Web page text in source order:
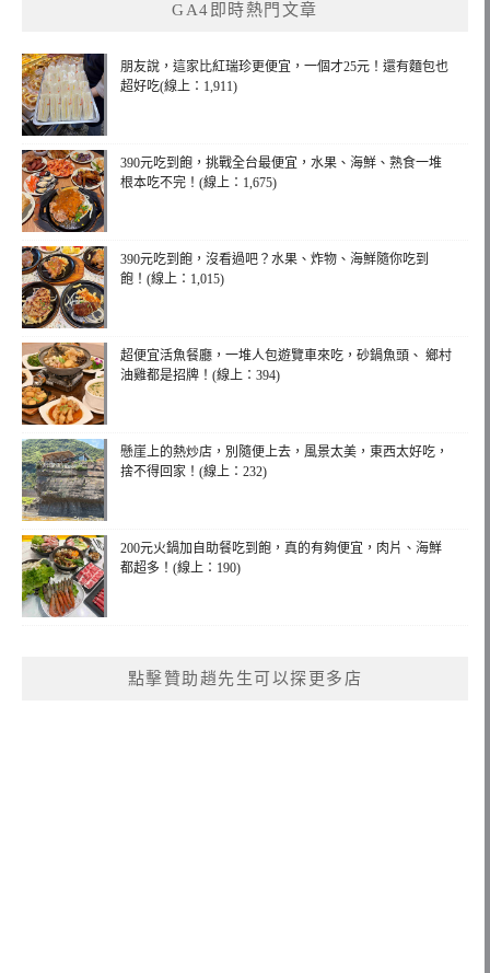
GA4即時熱門文章
朋友說，這家比紅瑞珍更便宜，一個才25元！還有麵包也
超好吃(線上：1,911)
390元吃到飽，挑戰全台最便宜，水果、海鮮、熟食一堆
根本吃不完！(線上：1,675)
390元吃到飽，沒看過吧？水果、炸物、海鮮隨你吃到
飽！(線上：1,015)
超便宜活魚餐廳，一堆人包遊覽車來吃，砂鍋魚頭、 鄉村
油雞都是招牌！(線上：394)
懸崖上的熱炒店，別隨便上去，風景太美，東西太好吃，
捨不得回家！(線上：232)
200元火鍋加自助餐吃到飽，真的有夠便宜，肉片、海鮮
都超多！(線上：190)
點擊贊助趙先生可以探更多店